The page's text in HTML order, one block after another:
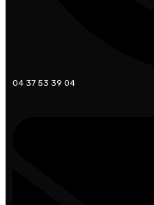
04 37 53 39 04